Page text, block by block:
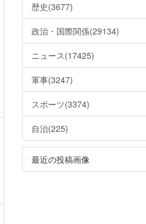
歴史(3677)
政治・国際関係(29134)
ニュース(17425)
軍事(3247)
スポーツ(3374)
自治(225)
最近の投稿画像